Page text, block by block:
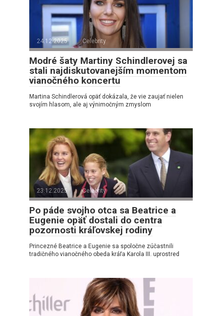
24.12.2025 Celebrity
Modré šaty Martiny Schindlerovej sa
stali najdiskutovanejším momentom
vianočného koncertu
Martina Schindlerová opäť dokázala, že vie zaujať nielen
svojím hlasom, ale aj výnimočným zmyslom
23.12.2025 Celebrity
Po páde svojho otca sa Beatrice a
Eugenie opäť dostali do centra
pozornosti kráľovskej rodiny
Princezné Beatrice a Eugenie sa spoločne zúčastnili
tradičného vianočného obeda kráľa Karola III. uprostred